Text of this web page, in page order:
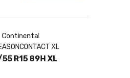
Continental
XL
R15 89H XL